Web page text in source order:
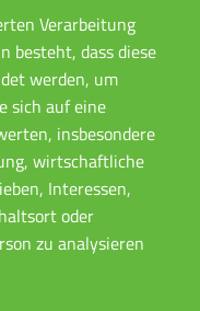
Verarbeitung
besteht, dass diese
werden, um
sich auf eine
insbesondere
wirtschaftliche
Interessen,
oder
zu analysieren